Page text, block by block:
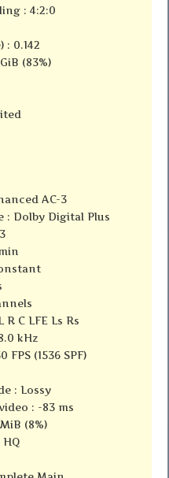
: 4:2:0
: 0.142
(83%)
AC-3
: Dolby Digital Plus
C LFE Ls Rs
kHz
FPS (1536 SPF)
: Lossy
: -83 ms
(8%)
HQ